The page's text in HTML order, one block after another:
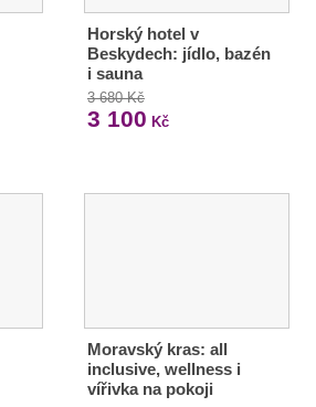
Horský hotel v
Beskydech: jídlo, bazén
i sauna
3 680 Kč
3 100 Kč
Moravský kras: all
inclusive, wellness i
vířivka na pokoji